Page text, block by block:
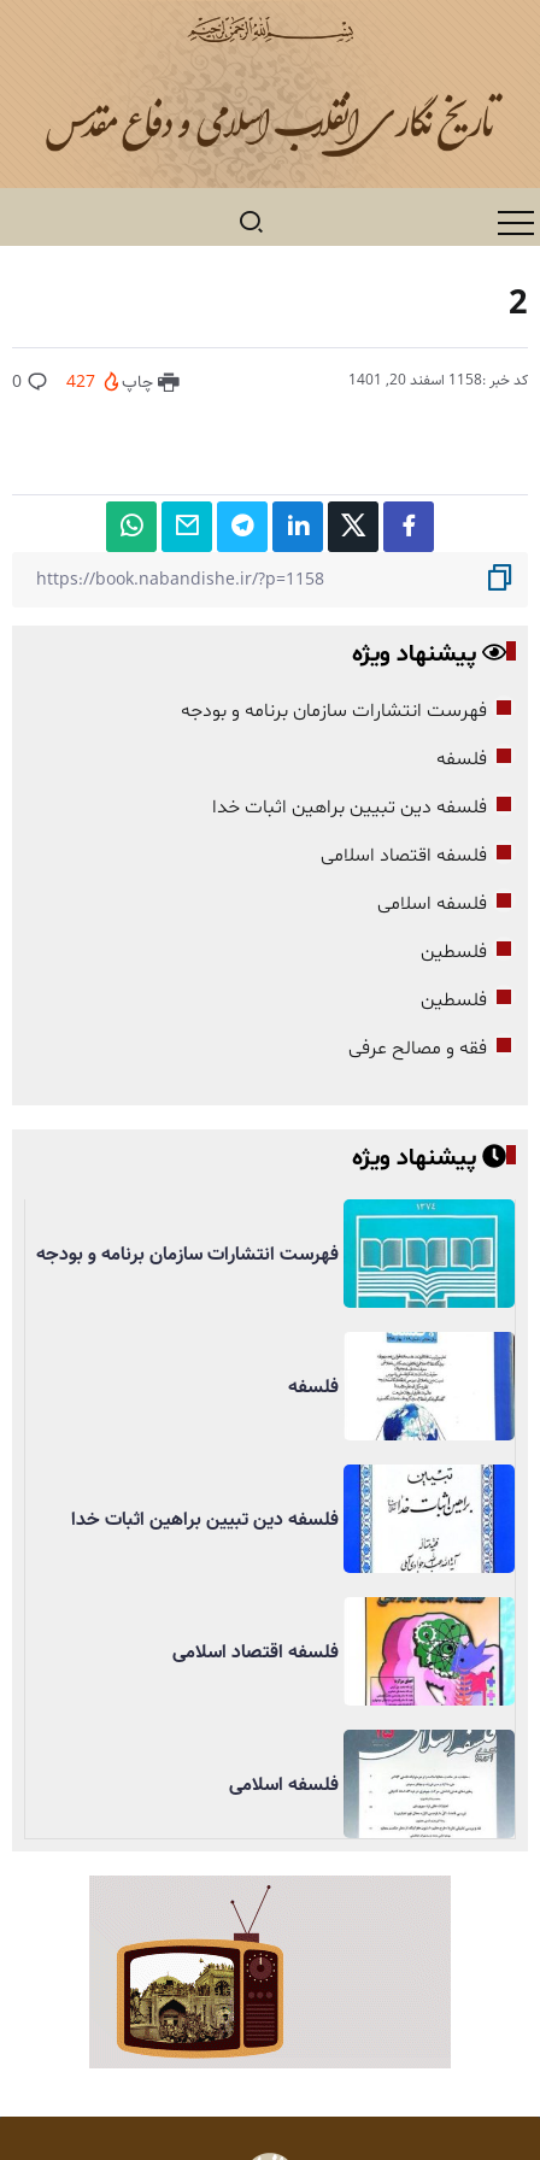
2
کد خبر :1158 اسفند 20, 1401 چاپ 427
0
پیشنهاد ویژه
فهرست انتشارات سازمان برنامه و بودجه
فلسفه
فلسفه دین تبیین براهین اثبات خدا
فلسفه اقتصاد اسلامی
فلسفه اسلامی
فلسطین
فلسطین
فقه و مصالح عرفی
پیشنهاد ویژه
فهرست انتشارات سازمان برنامه و بودجه
فلسفه
فلسفه دین تبیین براهین اثبات خدا
فلسفه اقتصاد اسلامی
فلسفه اسلامی